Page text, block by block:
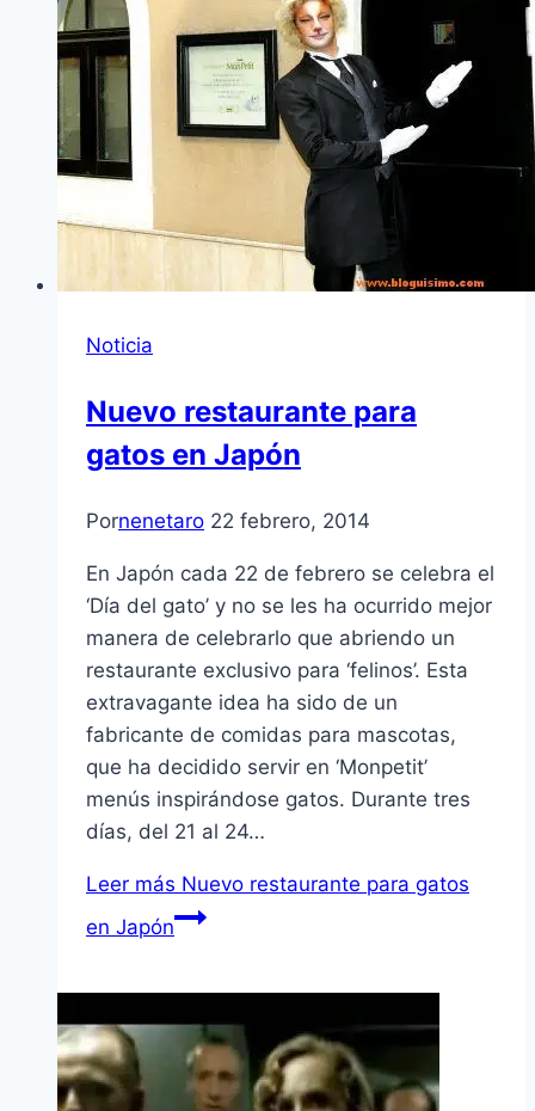
Noticia
Nuevo restaurante para
gatos en Japón
Pornenetaro 22 febrero, 2014
En Japón cada 22 de febrero se celebra el
‘Día del gato’ y no se les ha ocurrido mejor
manera de celebrarlo que abriendo un
restaurante exclusivo para ‘felinos’. Esta
extravagante idea ha sido de un
fabricante de comidas para mascotas,
que ha decidido servir en ‘Monpetit’
menús inspirándose gatos. Durante tres
días, del 21 al 24…
Leer más Nuevo restaurante para gatos
en Japón